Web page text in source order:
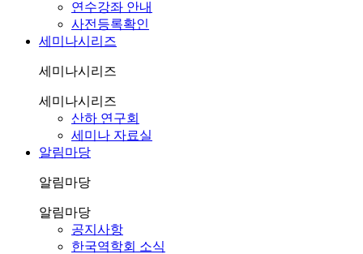
연수강좌 안내
사전등록확인
세미나시리즈
세미나시리즈
세미나시리즈
산하 연구회
세미나 자료실
알림마당
알림마당
알림마당
공지사항
한국역학회 소식